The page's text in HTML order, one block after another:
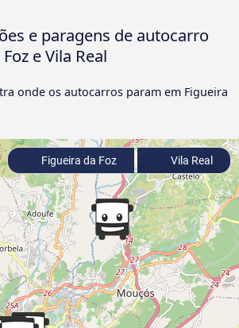
e paragens de autocarro
e Vila Real
onde os autocarros param em Figueira
Figueira da Foz Vila Real